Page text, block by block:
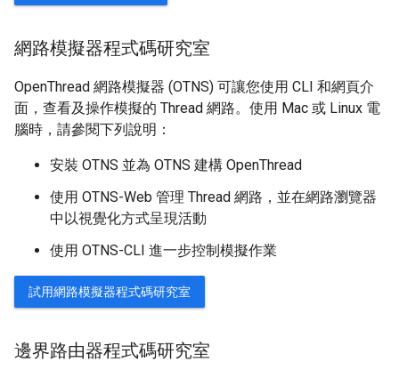
網路模擬器程式碼研究室
OpenThread 網路模擬器 (OTNS) 可讓您使用 CLI 和網頁介
面，查看及操作模擬的 Thread 網路。使用 Mac 或 Linux 電
腦時，請參閱下列說明：
安裝 OTNS 並為 OTNS 建構 OpenThread
使用 OTNS-Web 管理 Thread 網路，並在網路瀏覽器
中以視覺化方式呈現活動
使用 OTNS-CLI 進一步控制模擬作業
試用網路模擬器程式碼研究室
邊界路由器程式碼研究室